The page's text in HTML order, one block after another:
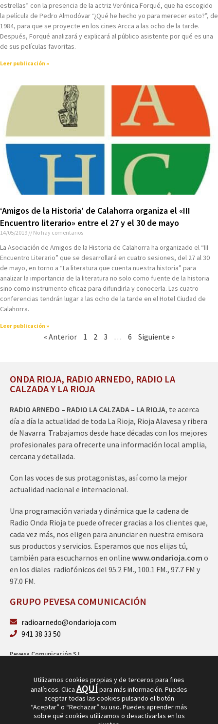
estrellas” con la presencia de la actriz Verónica Forqué, que ha escogido
la película de Pedro Almodóvar “¿Qué he hecho yo para merecer esto?”, de
1984, para que se proyecte en los cines Arcca a las ocho de la tarde.
Después, Forqué analizará y explicará al público asistente por qué es una
de sus películas favoritas.
Leer publicación »
‘Amigos de la Historia’ de Calahorra organiza el «III
Encuentro literario» entre el 27 y el 30 de mayo
14/05/2019 No hay comentarios
La Asociación de Amigos de la Historia de Calahorra ha organizado el “III
Encuentro Literario” que se desarrollará en cuatro sesiones, del 27 al 30
de mayo, en torno a “La literatura que cuenta nuestra historia” para
analizar la importancia de la literatura no solo como fuente de la historia
sino como instrumento eficaz para difundirla y conocerla. Las cuatro
conferencias tendrán lugar a las ocho de la tarde en el Hotel Ciudad de
Calahorra.
Leer publicación »
« Anterior 1 2 3 … 6 Siguiente »
ONDA RIOJA, RADIO ARNEDO, RADIO LA
CALZADA Y LA RIOJA
RADIO ARNEDO – RADIO LA CALZADA – LA RIOJA, te acerca
día a día la actualidad de toda La Rioja, Rioja Alavesa y ribera
de Navarra. Trabajamos desde hace décadas con los mejores
profesionales para ofrecerte una información local amplia,
cercana y detallada.
Con las voces de sus protagonistas, así como la mejor
actualidad nacional e internacional.
Una programación variada y dinámica que la cadena de
Radio Onda Rioja te puede ofrecer gracias a los clientes que,
cada vez más, nos eligen para anunciar en nuestra emisora
sus productos y servicios. Esperamos que nos elijas tú,
también para escucharnos en online www.ondarioja.com o
en los diales radiofónicos del 95.2 FM., 100.1 FM., 97.7 FM y
97.0 FM.
GRUPO PEVESA COMUNICACIÓN
radioarnedo@ondarioja.com
941 38 33 50
Pevesa Comunicación S.L.
Utilizamos cookies propias y de terceros para fines
analíticos. Clica AQUÍpara más información. Puedes
aceptar todas las cookies pulsando el botón
“Aceptar” o “Rechazar” su uso. Puedes aprender más
sobre qué cookies utilizamos o desactivarlas en los